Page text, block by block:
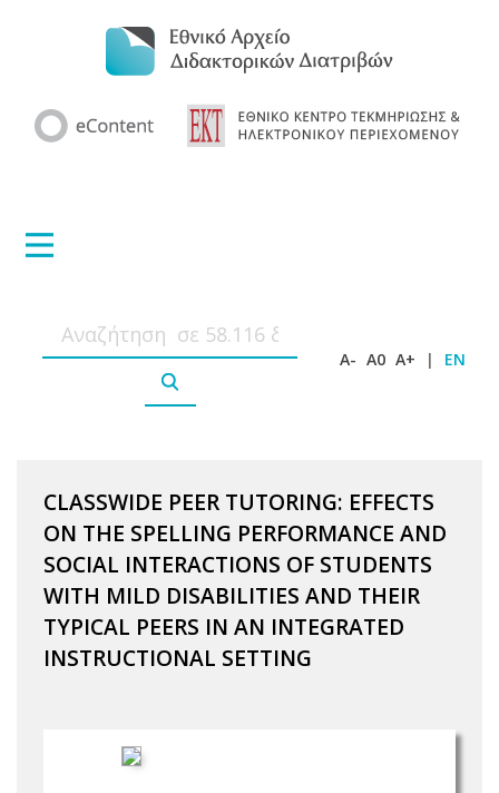
A- A0 A+ | EN
CLASSWIDE PEER TUTORING: EFFECTS
ON THE SPELLING PERFORMANCE AND
SOCIAL INTERACTIONS OF STUDENTS
WITH MILD DISABILITIES AND THEIR
TYPICAL PEERS IN AN INTEGRATED
INSTRUCTIONAL SETTING